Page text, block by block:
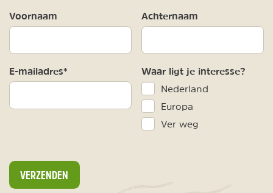
Voornaam Achternaam
E-mailadres* Waar ligt je interesse?
Nederland
Europa
Ver weg
VERZENDEN